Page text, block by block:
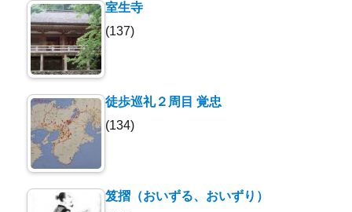
室生寺
(137)
徒歩巡礼２周目 覚忠
(134)
笈摺（おいずる、おいずり）